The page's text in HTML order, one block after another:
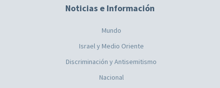
Noticias e Información
Mundo
Israel y Medio Oriente
Discriminación y Antisemitismo
Nacional